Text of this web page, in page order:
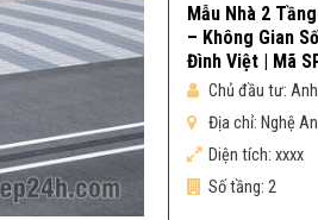
Mẫu Nhà 2
– Không Gian
Đình Việt | Mã
Chủ đầu tư:
Địa chỉ: Nghệ An
Diện tích: xxxx
Số tầng: 2